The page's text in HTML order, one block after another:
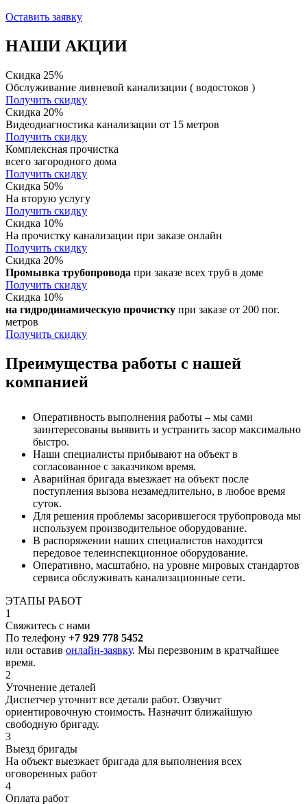
Оставить заявку
НАШИ АКЦИИ
Скидка 25%
Обслуживание ливневой канализации ( водостоков )
Получить скидку
Скидка 20%
Видеодиагностика канализации от 15 метров
Получить скидку
Комплексная прочистка
всего загородного дома
Получить скидку
Скидка 50%
На вторую услугу
Получить скидку
Скидка 10%
На прочистку канализации при заказе онлайн
Получить скидку
Скидка 20%
Промывка трубопровода при заказе всех труб в доме
Получить скидку
Скидка 10%
на гидродинамическую прочистку при заказе от 200 пог.
метров
Получить скидку
Преимущества работы с нашей
компанией
Оперативность выполнения работы – мы сами
заинтересованы выявить и устранить засор максимально
быстро.
Наши специалисты прибывают на объект в
согласованное с заказчиком время.
Аварийная бригада выезжает на объект после
поступления вызова незамедлительно, в любое время
суток.
Для решения проблемы засорившегося трубопровода мы
используем производительное оборудование.
В распоряжении наших специалистов находится
передовое телеинспекционное оборудование.
Оперативно, масштабно, на уровне мировых стандартов
сервиса обслуживать канализационные сети.
ЭТАПЫ РАБОТ
1
Свяжитесь с нами
По телефону +7 929 778 5452
или оставив онлайн-заявку. Мы перезвоним в кратчайшее
время.
2
Уточнение деталей
Диспетчер уточнит все детали работ. Озвучит
ориентировочную стоимость. Назначит ближайшую
свободную бригаду.
3
Выезд бригады
На объект выезжает бригада для выполнения всех
оговоренных работ
4
Оплата работ